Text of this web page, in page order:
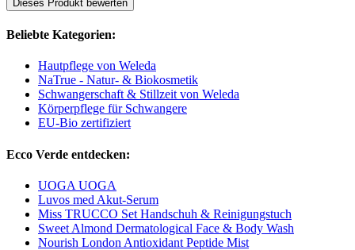
Dieses Produkt bewerten
Beliebte Kategorien:
Hautpflege von Weleda
NaTrue - Natur- & Biokosmetik
Schwangerschaft & Stillzeit von Weleda
Körperpflege für Schwangere
EU-Bio zertifiziert
Ecco Verde entdecken:
UOGA UOGA
Luvos med Akut-Serum
Miss TRUCCO Set Handschuh & Reinigungstuch
Sweet Almond Dermatological Face & Body Wash
Nourish London Antioxidant Peptide Mist